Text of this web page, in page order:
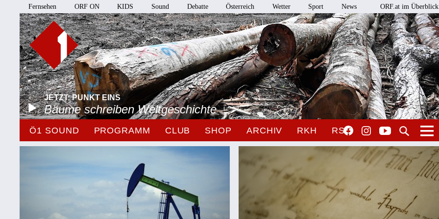
Fernsehen ORF ON KIDS Sound Debatte Österreich Wetter Sport News ORF.at im Überblick
JETZT: PUNKT EINS
Bäume schreiben Weltgeschichte
Ö1 SOUND PROGRAMM CLUB SHOP ARCHIV RKH RSO